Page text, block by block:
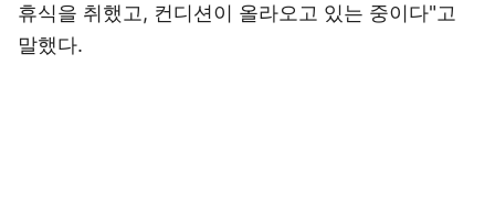
휴식을 취했고, 컨디션이 올라오고 있는 중이다"고
말했다.